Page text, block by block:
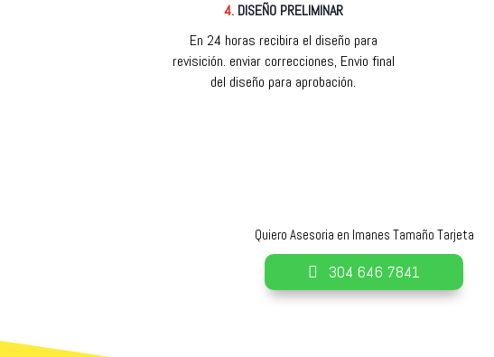
4.DISEÑO PRELIMINAR
En 24 horas recibira el diseño para
revisición. enviar correcciones, Envio final
del diseño para aprobación.
Quiero Asesoria en Imanes Tamaño Tarjeta
304 646 7841